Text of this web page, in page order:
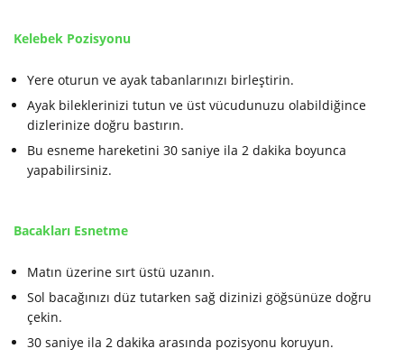
Kelebek Pozisyonu
Yere oturun ve ayak tabanlarınızı birleştirin.
Ayak bileklerinizi tutun ve üst vücudunuzu olabildiğince
dizlerinize doğru bastırın.
Bu esneme hareketini 30 saniye ila 2 dakika boyunca
yapabilirsiniz.
Bacakları Esnetme
Matın üzerine sırt üstü uzanın.
Sol bacağınızı düz tutarken sağ dizinizi göğsünüze doğru
çekin.
30 saniye ila 2 dakika arasında pozisyonu koruyun.